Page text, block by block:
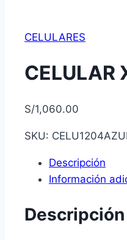
CELULARES
CELULAR
S/1,060.00
SKU:
Descripción
Información
Descripción